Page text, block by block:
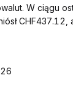
W ciągu
CHF437.12,